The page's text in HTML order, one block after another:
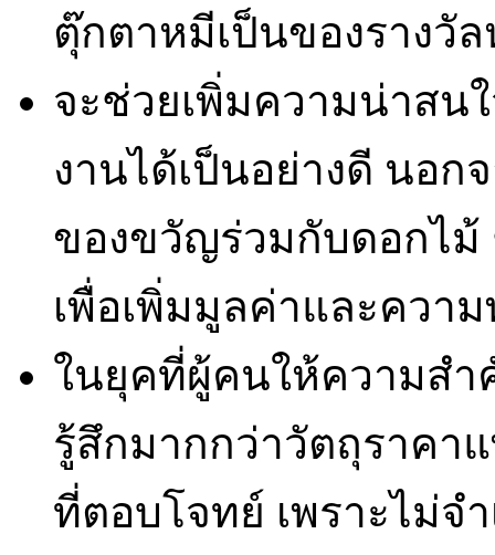
ตุ๊กตาหมีเป็นของรางวั
จะช่วยเพิ่มความน่าสน
งานได้เป็นอย่างดี นอก
ของขวัญร่วมกับดอกไ
เพื่อเพิ่มมูลค่าและควา
ในยุคที่ผู้คนให้ความส
รู้สึกมากกว่าวัตถุราคา
ที่ตอบโจทย์ เพราะไม่จ